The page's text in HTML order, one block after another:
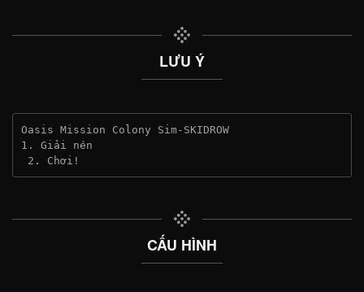
LƯU Ý
Oasis Mission Colony Sim-SKIDROW
1. Giải nén
2. Chơi!
CẤU HÌNH